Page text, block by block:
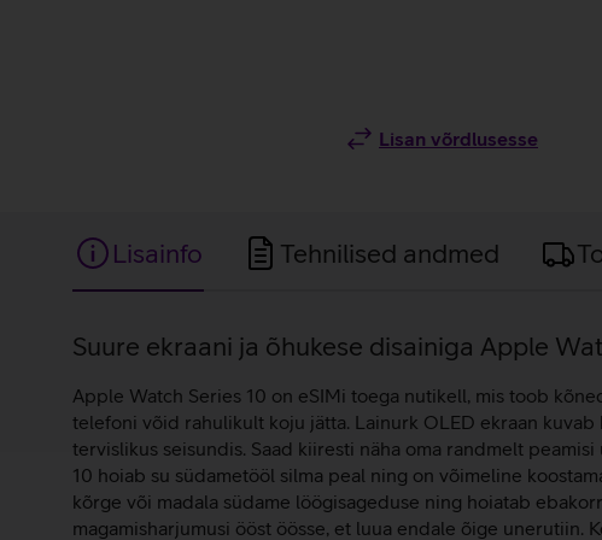
Lisan võrdlusesse
Lisainfo Tehnilised andmed
Lisainfo
Suure ekraani ja õhukese disainiga Apple
Apple Watch Series 10 on eSIMi toega nutikell, mis toob
telefoni võid rahulikult koju jätta. Lainurk OLED ekraan
tervislikus seisundis. Saad kiiresti näha oma randmelt
10 hoiab su südametööl silma peal ning on võimeline
kõrge või madala südame löögisageduse ning hoiatab
magamisharjumusi ööst öösse, et luua endale õige unerutiin.